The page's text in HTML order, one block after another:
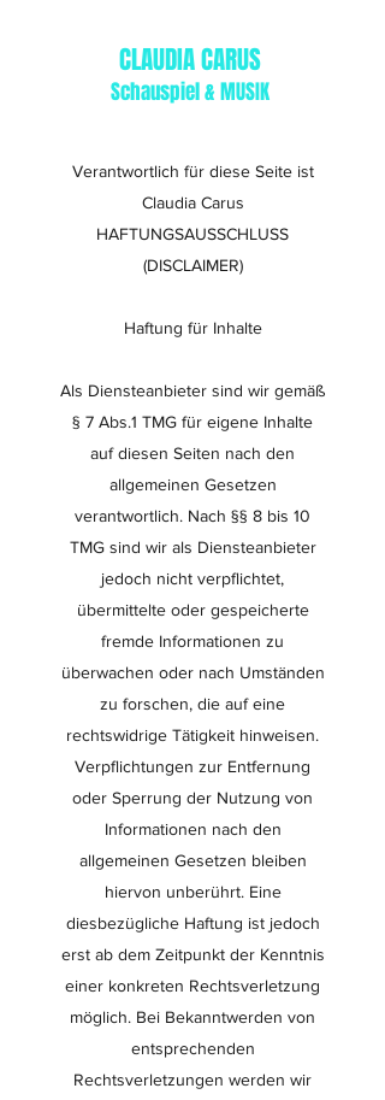
CLAUDIA CARUS
Schauspiel & MUSIK
Verantwortlich für diese Seite ist
Claudia Carus
HAFTUNGSAUSSCHLUSS
(DISCLAIMER)
Haftung für Inhalte
Als Diensteanbieter sind wir gemäß
§ 7 Abs.1 TMG für eigene Inhalte
auf diesen Seiten nach den
allgemeinen Gesetzen
verantwortlich. Nach §§ 8 bis 10
TMG sind wir als Diensteanbieter
jedoch nicht verpflichtet,
übermittelte oder gespeicherte
fremde Informationen zu
überwachen oder nach Umständen
zu forschen, die auf eine
rechtswidrige Tätigkeit hinweisen.
Verpflichtungen zur Entfernung
oder Sperrung der Nutzung von
Informationen nach den
allgemeinen Gesetzen bleiben
hiervon unberührt. Eine
diesbezügliche Haftung ist jedoch
erst ab dem Zeitpunkt der Kenntnis
einer konkreten Rechtsverletzung
möglich. Bei Bekanntwerden von
entsprechenden
Rechtsverletzungen werden wir